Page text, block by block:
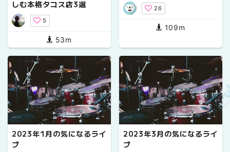
しむ本格タコス店3選
5
53m
26
109m
2023年1月の気になるライ
ブ
2023年3月の気になるライ
ブ